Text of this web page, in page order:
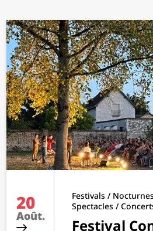
20
Août.
Festivals /
Spectacles /
Festival